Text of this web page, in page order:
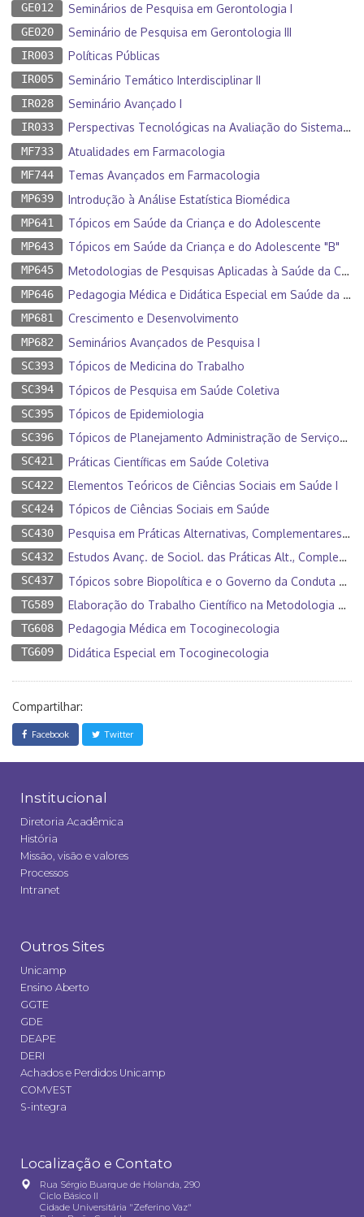
GE012 Seminários de Pesquisa em Gerontologia I
GE020 Seminário de Pesquisa em Gerontologia III
IR003 Políticas Públicas
IR005 Seminário Temático Interdisciplinar II
IR028 Seminário Avançado I
IR033 Perspectivas Tecnológicas na Avaliação do Sistema Muscular Orofacial
MF733 Atualidades em Farmacologia
MF744 Temas Avançados em Farmacologia
MP639 Introdução à Análise Estatística Biomédica
MP641 Tópicos em Saúde da Criança e do Adolescente
MP643 Tópicos em Saúde da Criança e do Adolescente "B"
MP645 Metodologias de Pesquisas Aplicadas à Saúde da Criança e do Adolescente
MP646 Pedagogia Médica e Didática Especial em Saúde da Criança e do Adolescente
MP681 Crescimento e Desenvolvimento
MP682 Seminários Avançados de Pesquisa I
SC393 Tópicos de Medicina do Trabalho
SC394 Tópicos de Pesquisa em Saúde Coletiva
SC395 Tópicos de Epidemiologia
SC396 Tópicos de Planejamento Administração de Serviços de Saúde
SC421 Práticas Científicas em Saúde Coletiva
SC422 Elementos Teóricos de Ciências Sociais em Saúde I
SC424 Tópicos de Ciências Sociais em Saúde
SC430 Pesquisa em Práticas Alternativas, Complementares e Integrativas em Saúde
SC432 Estudos Avanç. de Sociol. das Práticas Alt., Complem. e Integrativas em Saúde
SC437 Tópicos sobre Biopolítica e o Governo da Conduta na Saúde
TG589 Elaboração do Trabalho Científico na Metodologia Clínico-Qualitativa
TG608 Pedagogia Médica em Tocoginecologia
TG609 Didática Especial em Tocoginecologia
Compartilhar:
Facebook Twitter
Institucional
Diretoria Acadêmica
História
Missão, visão e valores
Processos
Intranet
Outros Sites
Unicamp
Ensino Aberto
GGTE
GDE
DEAPE
DERI
Achados e Perdidos Unicamp
COMVEST
S-integra
Localização e Contato
Rua Sérgio Buarque de Holanda, 290
Ciclo Básico II
Cidade Universitária "Zeferino Vaz"